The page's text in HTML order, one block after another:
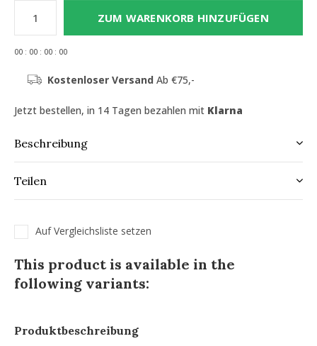
ZUM WARENKORB HINZUFÜGEN
00 : 00 : 00 : 00
Kostenloser Versand Ab €75,-
Jetzt bestellen, in 14 Tagen bezahlen mit Klarna
Beschreibung
Teilen
Auf Vergleichsliste setzen
This product is available in the
following variants:
Produktbeschreibung